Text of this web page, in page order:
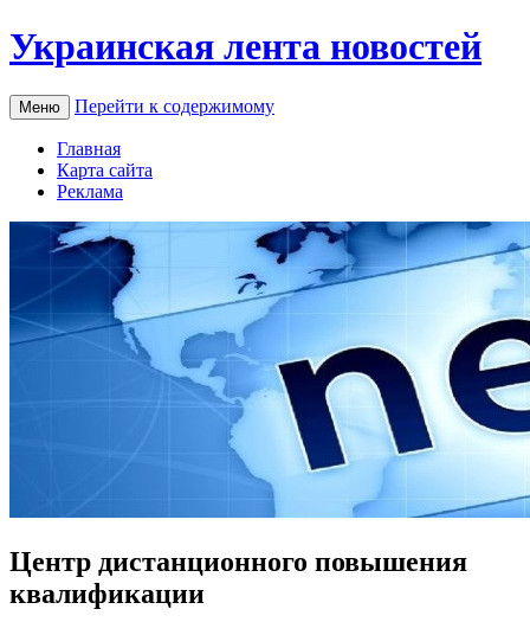
Украинская лента новостей
Меню Перейти к содержимому
Главная
Карта сайта
Реклама
Центр дистанционного повышения
квалификации